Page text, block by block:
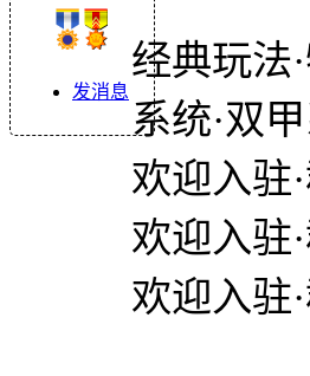
发消息
经典玩法
系统·双
欢迎入驻
欢迎入驻
欢迎入驻